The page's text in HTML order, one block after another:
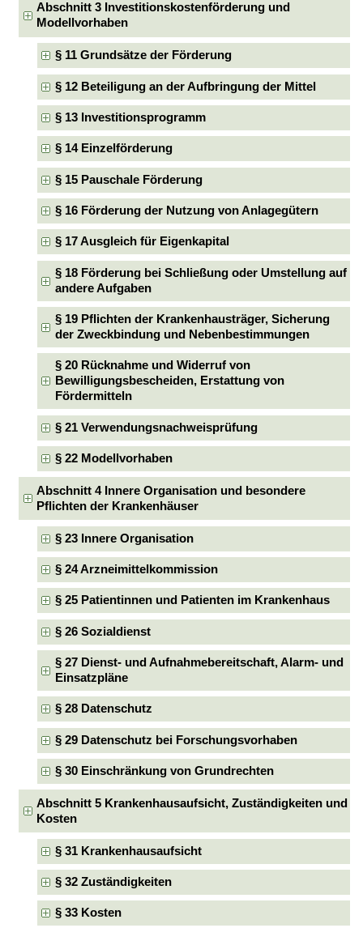
Abschnitt 3 Investitionskostenförderung und
Modellvorhaben
§ 11 Grundsätze der Förderung
§ 12 Beteiligung an der Aufbringung der Mittel
§ 13 Investitionsprogramm
§ 14 Einzelförderung
§ 15 Pauschale Förderung
§ 16 Förderung der Nutzung von Anlagegütern
§ 17 Ausgleich für Eigenkapital
§ 18 Förderung bei Schließung oder Umstellung auf
andere Aufgaben
§ 19 Pflichten der Krankenhausträger, Sicherung
der Zweckbindung und Nebenbestimmungen
§ 20 Rücknahme und Widerruf von
Bewilligungsbescheiden, Erstattung von
Fördermitteln
§ 21 Verwendungsnachweisprüfung
§ 22 Modellvorhaben
Abschnitt 4 Innere Organisation und besondere
Pflichten der Krankenhäuser
§ 23 Innere Organisation
§ 24 Arzneimittelkommission
§ 25 Patientinnen und Patienten im Krankenhaus
§ 26 Sozialdienst
§ 27 Dienst- und Aufnahmebereitschaft, Alarm- und
Einsatzpläne
§ 28 Datenschutz
§ 29 Datenschutz bei Forschungsvorhaben
§ 30 Einschränkung von Grundrechten
Abschnitt 5 Krankenhausaufsicht, Zuständigkeiten und
Kosten
§ 31 Krankenhausaufsicht
§ 32 Zuständigkeiten
§ 33 Kosten